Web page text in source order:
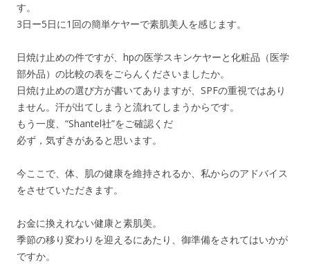
す。
3日ー5日に1回の簡単ケヤーで素肌美人を感じます。
日焼け止めの件ですが、hpの医学スキンケヤーと化粧品（医学
部外品）の比較の表をごらんくださいましたか。
日焼け止めの選び方が書いてありますが、SPFの重視ではあり
ません。汗が出てしまうと流れてしまうからです。
もう一度、“Shantel社”をご確認くだ
必ず，気ずきがあると思います。
今ここで、体、肌の健康を維持されるか、私からのアドバイス
をさせていただきます。
お金に換えれない健康と素肌美。
季節の移り変わりを迎えるにあたり、御準備をされてはいかが
ですか。